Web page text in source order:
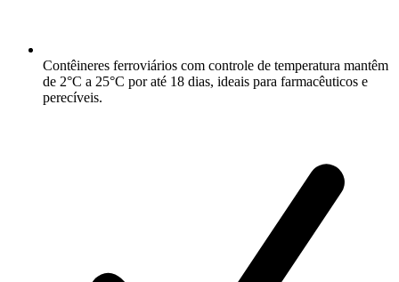
Contêineres ferroviários com controle de temperatura mantêm
de 2°C a 25°C por até 18 dias, ideais para farmacêuticos e
perecíveis.